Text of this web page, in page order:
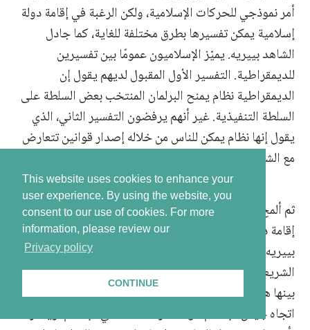
This website uses cookies to enhance your
user experience. By using the website, you
consent to our use of cookies. For more
information, please review our
Privacy policy
CONTINUE
أمر نموذجي للحركات الإسلامية، ولكن الرغبة في إقامة دولة
إسلامية يمكن تفسيرها بطرق مختلفة للغاية، كما جادل
الشاهد بييريه. يميّز الإسلاميون عمومًا بين تفسيرين
للديمقراطية. التفسير الأول المقبول لديهم يقول إن
الديمقراطية نظام يمنح البرلمان المنتخب بعض السلطة على
السلطة التنفيذية. غير أنهم يرفضون التفسير الثاني، الذي
يقول إنها نظام يمكن للناس من خلاله إصدار قوانين تتعارض
مع الشريعة الإسلامية.
ثم ألمح المحامي بالي إلى الأمل الذي راود زهران علوش في
إقامة دولة إسلامية تحكمها الشريعة. أما بالنسبة للشاهد
بييريه، فجميع الأنظمة التي تعتبر نفسها إسلامية تشير إلى
الشريعة، لكنها تختلف في تنظيمها. النقطة المشتركة الوحيدة
بينها هي [مصدر] التشريع. ووافق الشاهد بييريه على أن
اتجاه جيش الإسلام هو الأكثر محافظة في الإسلام، ويتأثر